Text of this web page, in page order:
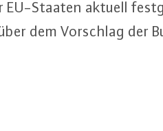
EU-Staa­ten aktuell
dem Vorschlag der